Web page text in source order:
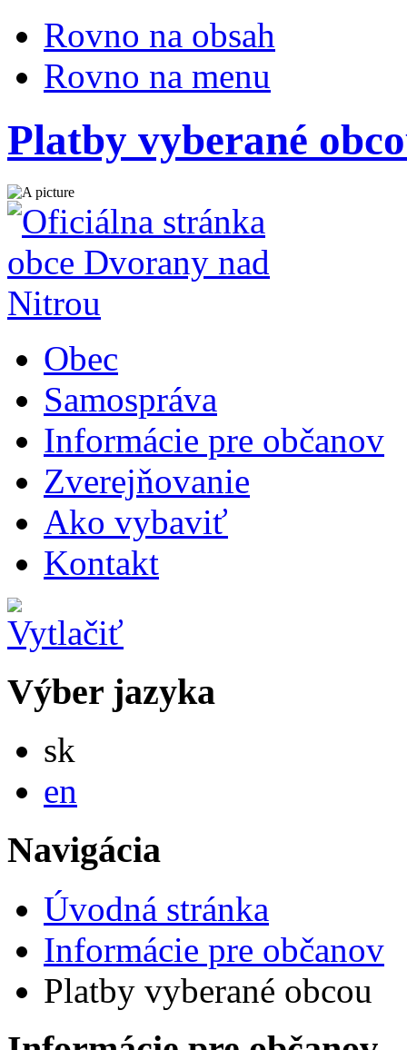
Rovno na obsah
Rovno na menu
Platby vyberané
Obec
Samospráva
Informácie pre občanov
Zverejňovanie
Ako vybaviť
Kontakt
Výber jazyka
sk
en
Navigácia
Úvodná stránka
Informácie pre občanov
Platby vyberané obcou